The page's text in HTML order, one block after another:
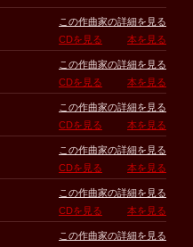
この作曲家の詳細を見る
CDを見る
本を見る
この作曲家の詳細を見る
CDを見る
本を見る
この作曲家の詳細を見る
CDを見る
本を見る
この作曲家の詳細を見る
CDを見る
本を見る
この作曲家の詳細を見る
CDを見る
本を見る
この作曲家の詳細を見る